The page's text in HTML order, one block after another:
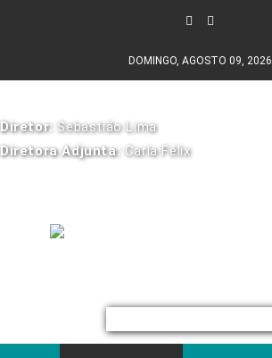
DOMINGO, AGOSTO 09, 2026
Diretor: Sebastião Lima
Diretora Adjunta: Carla Félix